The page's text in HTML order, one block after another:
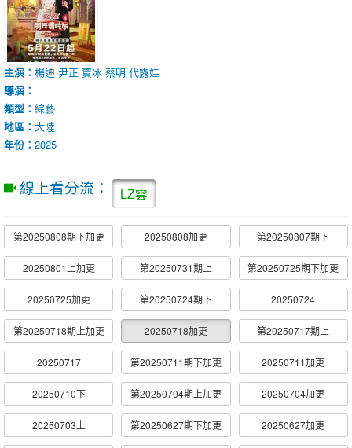
主演： 楊迪 尹正 賈冰 蔡明 代露娃
導演：
類型： 綜藝
地區： 大陸
年份： 2025
線上看分流： LZ雲
第20250808期下加更 20250808加更 第20250807期下
20250801上加更 第20250731期上 第20250725期下加更
20250725加更 第20250724期下 20250724
第20250718期上加更 20250718加更 第20250717期上
20250717 第20250711期下加更 20250711加更
20250710下 第20250704期上加更 20250704加更
20250703上 第20250627期下加更 20250627加更